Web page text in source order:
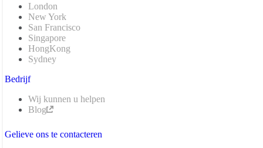
London
New York
San Francisco
Singapore
HongKong
Sydney
Bedrijf
Wij kunnen u helpen
Blog
Gelieve ons te contacteren